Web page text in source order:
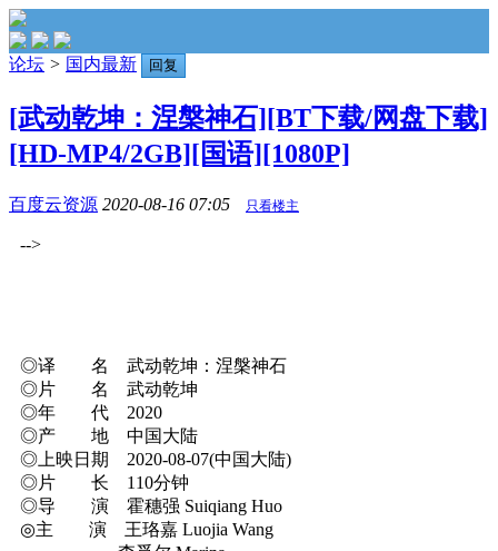
论坛 > 国内最新 回复
[武动乾坤：涅槃神石][BT下载/网盘下载]
[HD-MP4/2GB][国语][1080P]
百度云资源 2020-08-16 07:05 只看楼主
-->
◎译 名 武动乾坤：涅槃神石
◎片 名 武动乾坤
◎年 代 2020
◎产 地 中国大陆
◎上映日期 2020-08-07(中国大陆)
◎片 长 110分钟
◎导 演 霍穗强 Suiqiang Huo
◎主 演 王珞嘉 Luojia Wang